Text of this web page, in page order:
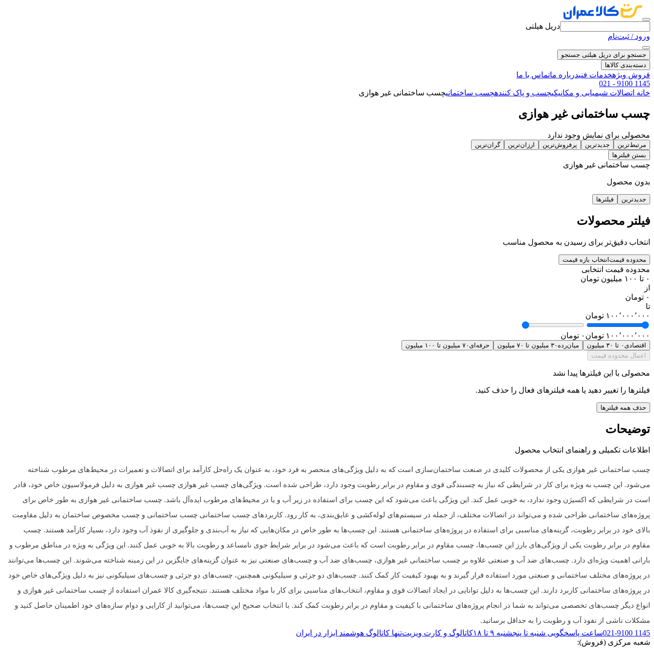
دریل هیلتی
ورود / ثبت‌نام
جستجو برای دریل هیلتی جستجو
دسته‌بندی کالاها
فروش ویژهخدمات فنیدرباره ماتماس با ما
021 - 9100 1145
خانه اتصالات شیمیایی و مکانیکیچسب و پاک کنندهچسب ساختمانیچسب ساختمانی غیر هوازی
چسب ساختمانی غیر هوازی
محصولی برای نمایش وجود ندارد
مرتبط‌ترین جدیدترین پرفروش‌ترین ارزان‌ترین
گران‌ترین
بستن فیلترها
چسب ساختمانی غیر هوازی
بدون محصول
جدیدترین فیلترها
فیلتر محصولات
انتخاب دقیق‌تر برای رسیدن به محصول مناسب
محدوده قیمتانتخاب بازه قیمت
محدوده قیمت انتخابی
۰ تا ۱۰۰ میلیون تومان
از
۰ تومان
تا
۱۰۰٬۰۰۰٬۰۰۰ تومان
۱۰۰٬۰۰۰٬۰۰۰ تومان ۰ تومان
اقتصادی ۰ تا ۳۰ میلیون میان‌رده ۳۰ میلیون تا ۷۰ میلیون حرفه‌ای ۷۰ میلیون تا ۱۰۰ میلیون
اعمال محدوده قیمت
محصولی با این فیلترها پیدا نشد
فیلترها را تغییر دهید یا همه فیلترهای فعال را حذف کنید.
حذف همه فیلترها
توضیحات
اطلاعات تکمیلی و راهنمای انتخاب محصول
چسب ساختمانی غیر هوازی یکی از محصولات کلیدی در صنعت ساختمان‌سازی است که به دلیل ویژگی‌های منحصر به فرد خود، به عنوان یک راه‌حل کارآمد برای اتصالات و تعمیرات در محیط‌های مرطوب شناخته
می‌شود. این چسب به ویژه برای کار در شرایطی که نیاز به چسبندگی قوی و مقاوم در برابر رطوبت وجود دارد، طراحی شده است. ویژگی‌های چسب غیر هوازی چسب غیر هوازی به دلیل فرمولاسیون خاص خود، قادر
است در شرایطی که اکسیژن وجود ندارد، به خوبی عمل کند. این ویژگی باعث می‌شود که این چسب برای استفاده در زیر آب و یا در محیط‌های مرطوب ایده‌آل باشد. چسب ساختمانی غیر هوازی به طور خاص برای
پروژه‌های ساختمانی طراحی شده و می‌تواند در اتصالات مختلف، از جمله در سیستم‌های لوله‌کشی و عایق‌بندی، به کار رود. کاربردهای چسب ساختمانی چسب ساختمانی و چسب مخصوص ساختمان به دلیل مقاومت
بالای خود در برابر رطوبت، گزینه‌های مناسبی برای استفاده در پروژه‌های ساختمانی هستند. این چسب‌ها به طور خاص در مکان‌هایی که نیاز به آب‌بندی و جلوگیری از نفوذ آب وجود دارد، بسیار کارآمد هستند. چسب
مقاوم در برابر رطوبت یکی از ویژگی‌های بارز این چسب‌ها، چسب مقاوم در برابر رطوبت است که باعث می‌شود در برابر شرایط جوی نامساعد و رطوبت بالا به خوبی عمل کنند. این ویژگی به ویژه در مناطق مرطوب و
بارانی اهمیت ویژه‌ای دارد. چسب‌های ضد آب و صنعتی علاوه بر چسب ساختمانی غیر هوازی، چسب‌های ضد آب و چسب‌های صنعتی نیز به عنوان گزینه‌های جایگزین در این زمینه شناخته می‌شوند. این چسب‌ها می‌توانند
در پروژه‌های مختلف ساختمانی و صنعتی مورد استفاده قرار گیرند و به بهبود کیفیت کار کمک کنند. چسب‌های دو جزئی و سیلیکونی همچنین، چسب‌های دو جزئی و چسب‌های سیلیکونی نیز به دلیل ویژگی‌های خاص خود
در پروژه‌های ساختمانی کاربرد دارند. این چسب‌ها به دلیل توانایی در ایجاد اتصالات قوی و مقاوم، انتخاب‌های مناسبی برای کار با مواد مختلف هستند. نتیجه‌گیری کالا عمران استفاده از چسب ساختمانی غیر هوازی و
انواع دیگر چسب‌های تخصصی می‌تواند به شما در انجام پروژه‌های ساختمانی با کیفیت و مقاوم در برابر رطوبت کمک کند. با انتخاب صحیح این چسب‌ها، می‌توانید از کارایی و دوام سازه‌های خود اطمینان حاصل کنید و
مشکلات ناشی از نفوذ آب و رطوبت را به حداقل برسانید.
021-9100 1145ساعت پاسخگویی شنبه تا پنجشنبه ۹ تا ۱۸ کاتالوگ و کارت ویزیتتنها کاتالوگ هوشمند ابزار در ایران
شعبه مرکزی (فروش):